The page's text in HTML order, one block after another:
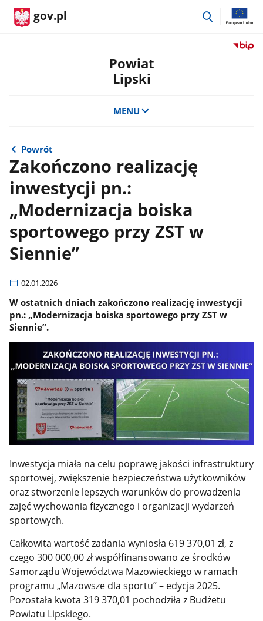
gov.pl
przejdź
Przejdź
Powiat
Lipski
MENU
Powrót
Zakończono realizację
inwestycji pn.:
„Modernizacja boiska
sportowego przy ZST w
Siennie”
02.01.2026
W ostatnich dniach zakończono realizację inwestycji
pn.: „Modernizacja boiska sportowego przy ZST w
Siennie”.
Inwestycja miała na celu poprawę jakości infrastruktury
sportowej, zwiększenie bezpieczeństwa użytkowników
oraz stworzenie lepszych warunków do prowadzenia
zajęć wychowania fizycznego i organizacji wydarzeń
sportowych.
Całkowita wartość zadania wyniosła 619 370,01 zł, z
czego 300 000,00 zł współfinansowano ze środków
Samorządu Województwa Mazowieckiego w ramach
programu „Mazowsze dla sportu” – edycja 2025.
Pozostała kwota 319 370,01 pochodziła z Budżetu
Powiatu Lipskiego.